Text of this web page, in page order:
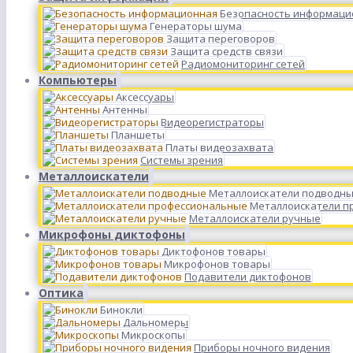
Безопасность
Генераторы шума
Защита переговоров
Защита средств связи
Радиомониторинг сетей
Компьютеры
Аксессуары
Антенны
Видеорегистраторы
Планшеты
Платы видеозахвата
Системы зрения
Металлоискатели
Металлоискатели
Металлоискатели
Металлоискатели ручные
Микрофоны диктофоны
Диктофонов товары
Микрофонов товары
Подавители диктофонов
Оптика
Бинокли
Дальномеры
Микроскопы
Приборы ночного видения